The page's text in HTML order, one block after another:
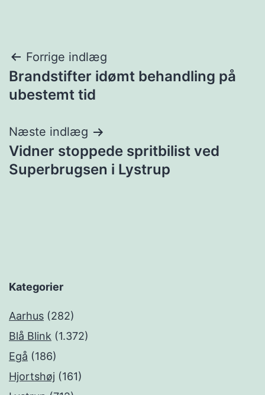
Indlægsnavigation
Forrige indlæg
Brandstifter idømt behandling på
ubestemt tid
Næste indlæg
Vidner stoppede spritbilist ved
Superbrugsen i Lystrup
Kategorier
Aarhus (282)
Blå Blink (1.372)
Egå (186)
Hjortshøj (161)